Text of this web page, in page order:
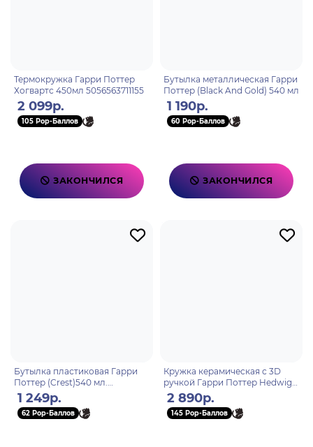
Термокружка Гарри Поттер
Хогвартс 450мл 5056563711155
2 099р.
105 Pop-Баллов
ЗАКОНЧИЛСЯ
Бутылка металлическая Гарри
Поттер (Black And Gold) 540 мл
1 190р.
60 Pop-Баллов
ЗАКОНЧИЛСЯ
Бутылка пластиковая Гарри
Поттер (Crest)540 мл.
PDB26453
1 249р.
62 Pop-Баллов
Кружка керамическая с 3D
ручкой Гарри Поттер Hedwig
460 мл
2 890р.
145 Pop-Баллов